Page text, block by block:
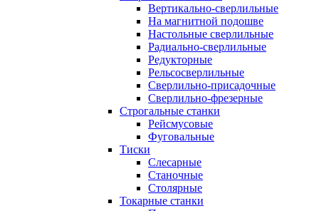
Вертикально-сверлильные
На магнитной подошве
Настольные сверлильные
Радиально-сверлильные
Редукторные
Рельсосверлильные
Сверлильно-присадочные
Сверлильно-фрезерные
Строгальные станки
Рейсмусовые
Фуговальные
Тиски
Слесарные
Станочные
Столярные
Токарные станки